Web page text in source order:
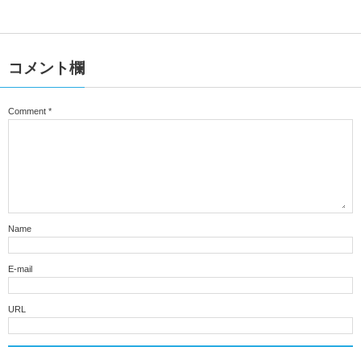
コメント欄
Comment *
Name
E-mail
URL